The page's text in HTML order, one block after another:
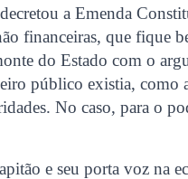
a Emenda
financeiras, que fique
do Estado com o
público existia, como
No caso, para o
e seu porta voz na